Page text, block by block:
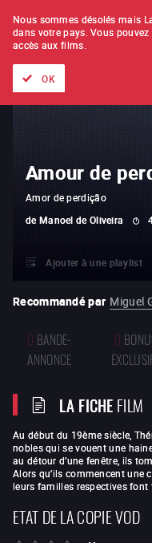
À L'UNITÉ
Amour de
Amor de perdição
de Manoel de Oliveira
Ajouter à une playlist
Recommandé par Miguel
0 BANDE-
ANNONCE
0
LA FICHEFILM
Au début du 19ème siècle,
nobles qui se vouent une
au détour d’une fenêtre, ils
Alors qu’ils commencent une
leurs familles respectives font
ETAT DE LA COPIE VOD
Nous sommes désolés mais
dans votre pays. Vous
accès aux films.
OK